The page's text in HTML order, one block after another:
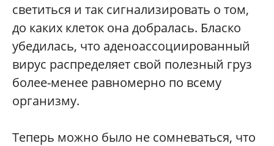
светиться и так сигнализировать о том,
до каких клеток она добралась. Бласко
убедилась, что аденоассоциированный
вирус распределяет свой полезный груз
более-менее равномерно по всему
организму.
Теперь можно было не сомневаться, что